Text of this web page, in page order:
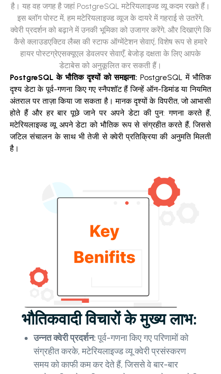
है। यह वह जगह है जहां PostgreSQL मटेरियलाइज्ड व्यू कदम रखते हैं।
इस ब्लॉग पोस्ट में, हम मटेरियलाइज्ड व्यूज के दायरे में गहराई से उतरेंगे,
क्वेरी प्रदर्शन को बढ़ाने में उनकी भूमिका को उजागर करेंगे, और दिखाएंगे कि
कैसे क्लाउडएक्टिव लैब्स की स्टाफ ऑग्मेंटेशन सेवाएं, विशेष रूप से हमारे
हायर पोस्टग्रेएसक्यूएल डेवलपर सेवाएँ, बेजोड़ दक्षता के लिए आपके
डेटाबेस को अनुकूलित कर सकती हैं।
PostgreSQL के भौतिक दृश्यों को समझना:PostgreSQL में भौतिक
दृश्य डेटा के पूर्व-गणना किए गए स्नैपशॉट हैं जिन्हें ऑन-डिमांड या नियमित
अंतराल पर ताज़ा किया जा सकता है। मानक दृश्यों के विपरीत, जो आभासी
होते हैं और हर बार पूछे जाने पर अपने डेटा की पुन: गणना करते हैं,
मटेरियलाइज्ड व्यू अपने डेटा को भौतिक रूप से संग्रहीत करते हैं, जिससे
जटिल संचालन के साथ भी तेजी से क्वेरी प्रतिक्रिया की अनुमति मिलती
है।
भौतिकवादी विचारों के मुख्य लाभ:
उन्नत क्वेरी प्रदर्शन:पूर्व-गणना किए गए परिणामों को
संग्रहीत करके, मटेरियलाइज्ड व्यू क्वेरी प्रसंस्करण
समय को काफी कम कर देते हैं, जिससे वे बार-बार